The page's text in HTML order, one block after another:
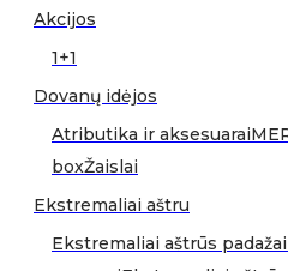
Akcijos
1+1
Dovanų idėjos
Atributika ir aksesuarai
boxŽaislai
Ekstremaliai aštru
Ekstremaliai aštrūs padažai